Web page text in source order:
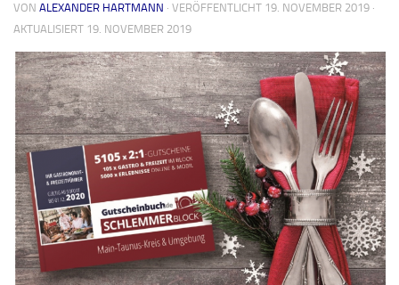
VON ALEXANDER HARTMANN · VERÖFFENTLICHT 19. NOVEMBER 2019 ·
AKTUALISIERT 19. NOVEMBER 2019